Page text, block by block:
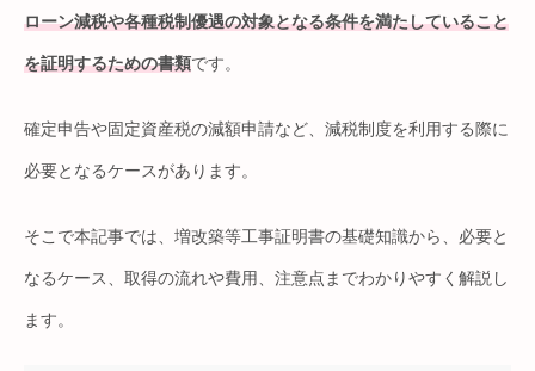
ローン減税や各種税制優遇の対象となる条件を満たしていること
を証明するための書類です。
確定申告や固定資産税の減額申請など、減税制度を利用する際に
必要となるケースがあります。
そこで本記事では、増改築等工事証明書の基礎知識から、必要と
なるケース、取得の流れや費用、注意点までわかりやすく解説し
ます。